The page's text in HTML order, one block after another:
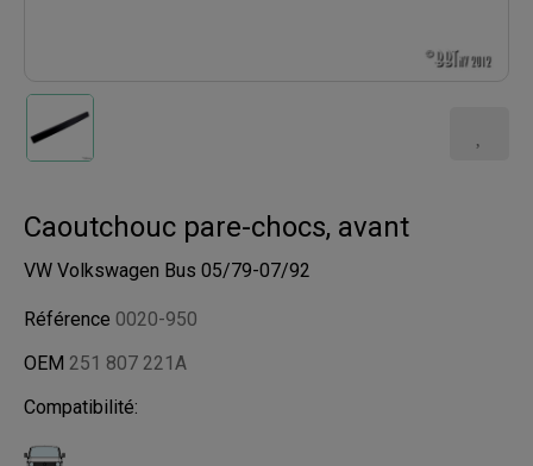
Caoutchouc pare-chocs, avant
VW Volkswagen Bus 05/79-07/92
Référence 0020-950
OEM 251 807 221A
Compatibilité: